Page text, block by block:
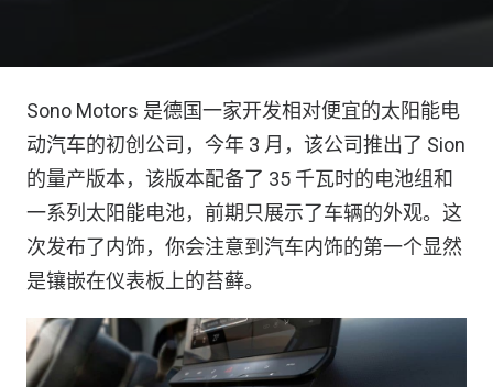
Sono Motors 是德国一家开发相对便宜的太阳能电
动汽车的初创公司，今年 3 月，该公司推出了 Sion
的量产版本，该版本配备了 35 千瓦时的电池组和
一系列太阳能电池，前期只展示了车辆的外观。这
次发布了内饰，你会注意到汽车内饰的第一个显然
是镶嵌在仪表板上的苔藓。